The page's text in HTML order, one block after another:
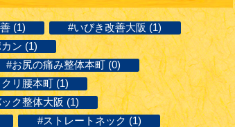
(1)
#いびき改善大阪 (1)
ン (1)
#お尻の痛み整体本町 (0)
リ腰本町 (1)
ク整体大阪 (1)
#ストレートネック (1)